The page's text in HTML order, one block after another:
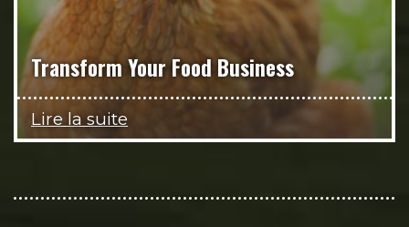
Transform Your Food Business
Lire la suite